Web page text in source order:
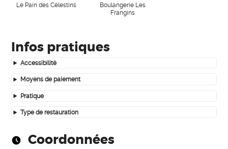
Le Pain des Célestins
Boulangerie Les
Frangins
Infos pratiques
Accessibilité
Moyens de paiement
Pratique
Type de restauration
Coordonnées